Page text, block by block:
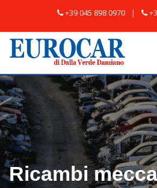
+39 045 898 0970 |
Ricambi